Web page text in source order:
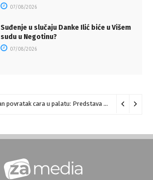
07/08/2026
Suđenje u slučaju Danke Ilić biće u Višem
sudu u Negotinu?
07/08/2026
Simboličan povratak cara u palatu: Predstava “Galerije” na Romulijani